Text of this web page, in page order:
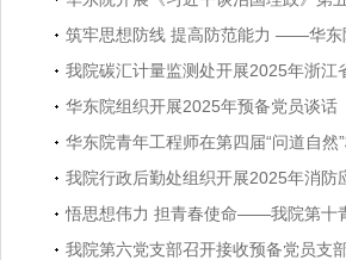
筑牢思想防线 提高防范能力 ——华东
我院碳汇计量监测处开展2025年浙江
华东院组织开展2025年预备党员谈话
华东院青年工程师在第四届“问道自
我院行政后勤处组织开展2025年消防
悟思想伟力 担青春使命——我院第十
我院第六党支部召开接收预备党员支